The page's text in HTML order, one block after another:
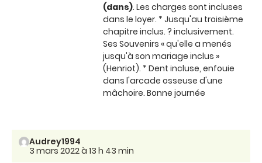
(dans). Les charges sont incluses
dans le loyer. * Jusqu'au troisième
chapitre inclus. ? inclusivement.
Ses Souvenirs « qu'elle a menés
jusqu'à son mariage inclus »
(Henriot). * Dent incluse, enfouie
dans l'arcade osseuse d'une
mâchoire. Bonne journée
Audrey1994
3 mars 2022 à 13 h 43 min